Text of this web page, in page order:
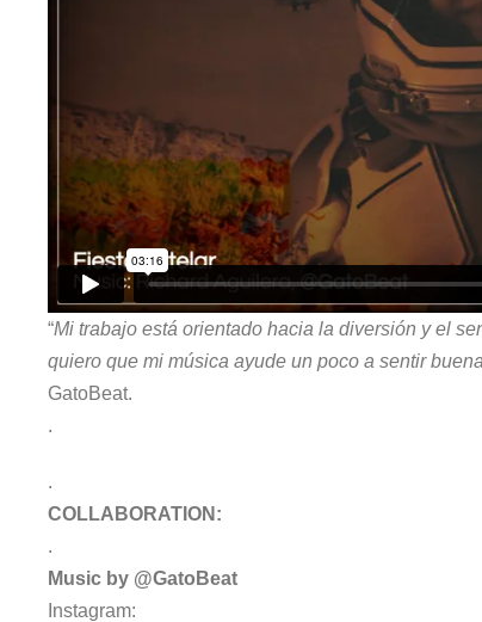
“Mi trabajo está orientado hacia la diversión y el
quiero que mi música ayude un poco a sentir
GatoBeat.
.
.
COLLABORATION:
.
Music by @GatoBeat
Instagram: